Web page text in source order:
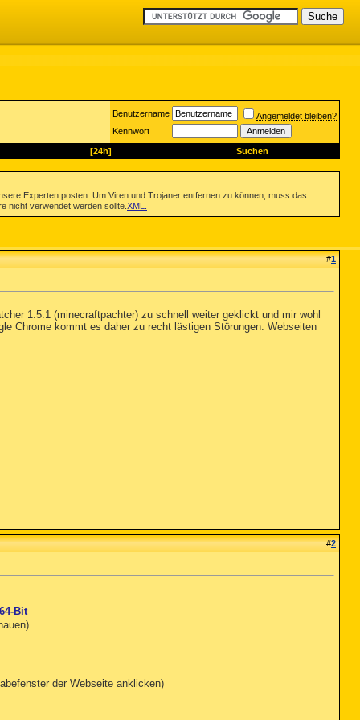
Benutzername
Angemeldet bleiben?
Kennwort
[24h] Suchen
Experten posten. Um Viren und Trojaner entfernen zu können, muss das
nicht verwendet werden sollte. XML
#1
1.5.1 (minecraftpachter) zu schnell weiter geklickt und mir wohl
Chrome kommt es daher zu recht lästigen Störungen. Webseiten
#2
Bit
der Webseite anklicken)